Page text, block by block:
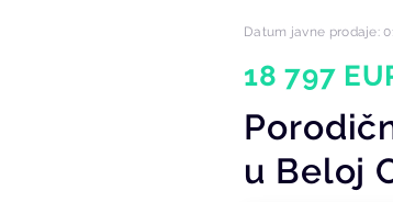
Datum javne prodaje:
18 797
u Beloj